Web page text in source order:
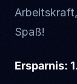
Spaß!
Ersparnis: